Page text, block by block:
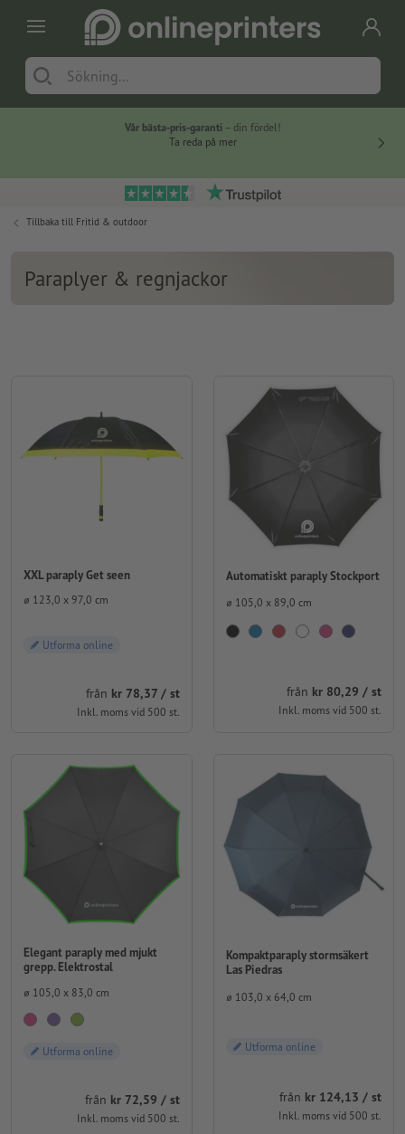
Vår bästa-pris-garanti – din fördel!
Ta reda på mer
Tillbaka till Fritid & outdoor
Paraplyer & regnjackor
XXL paraply Get seen
⌀ 123,0 x 97,0 cm
Utforma online
från kr 78,37 / st
Inkl. moms vid 500 st.
Automatiskt paraply Stockport
⌀ 105,0 x 89,0 cm
från kr 80,29 / st
Inkl. moms vid 500 st.
Elegant paraply med mjukt
grepp. Elektrostal
⌀ 105,0 x 83,0 cm
Utforma online
från kr 72,59 / st
Inkl. moms vid 500 st.
Kompaktparaply stormsäkert
Las Piedras
⌀ 103,0 x 64,0 cm
Utforma online
från kr 124,13 / st
Inkl. moms vid 500 st.